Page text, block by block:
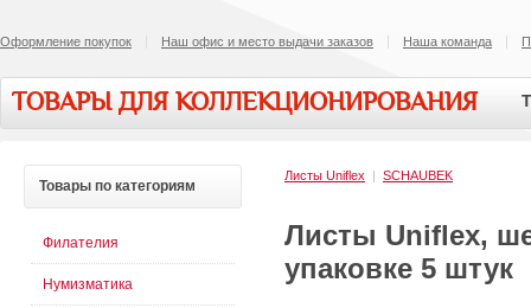
Оформление покупок Наш офис и место выдачи заказов Наша команда
ТОВАРЫ ДЛЯ КОЛЛЕКЦИОНИРОВАНИЯ
Листы Uniflex | SCHAUBEK
Листы Uniflex,
упаковке 5 штук
Товары по категориям
Филателия
Нумизматика